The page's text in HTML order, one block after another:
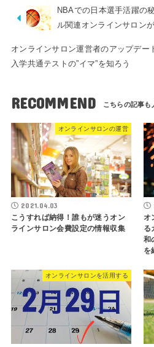
NBAでの日本選手活躍の
ル関連オンラインサロン
オンラインサロン運営者のアップデー
入学共通テストの”イマ”を知ろう
RECOMMEND
オンラインサロンの運営
2021.04.03
こうすれば納得！誰もが迷うオン
ラインサロン会費設定の情報収集
オ
る
和
を
オンラインサロンを活用する